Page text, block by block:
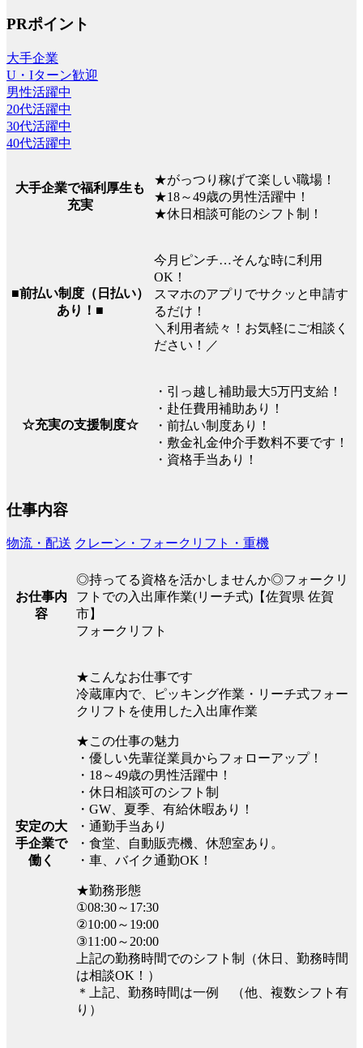
PRポイント
大手企業
U・Iターン歓迎
男性活躍中
20代活躍中
30代活躍中
40代活躍中
大手企業で福利厚生も
充実
★がっつり稼げて楽しい職場！
★18～49歳の男性活躍中！
★休日相談可能のシフト制！
■前払い制度（日払い）
あり！■
今月ピンチ…そんな時に利用
OK！
スマホのアプリでサクッと申請す
るだけ！
＼利用者続々！お気軽にご相談く
ださい！／
☆充実の支援制度☆
・引っ越し補助最大5万円支給！
・赴任費用補助あり！
・前払い制度あり！
・敷金礼金仲介手数料不要です！
・資格手当あり！
仕事内容
物流・配送 クレーン・フォークリフト・重機
お仕事内
容
◎持ってる資格を活かしませんか◎フォークリ
フトでの入出庫作業(リーチ式)【佐賀県 佐賀
市】
フォークリフト
安定の大
手企業で
働く
★こんなお仕事です
冷蔵庫内で、ピッキング作業・リーチ式フォー
クリフトを使用した入出庫作業
★この仕事の魅力
・優しい先輩従業員からフォローアップ！
・18～49歳の男性活躍中！
・休日相談可のシフト制
・GW、夏季、有給休暇あり！
・通勤手当あり
・食堂、自動販売機、休憩室あり。
・車、バイク通勤OK！
★勤務形態
①08:30～17:30
②10:00～19:00
③11:00～20:00
上記の勤務時間でのシフト制（休日、勤務時間
は相談OK！）
＊上記、勤務時間は一例 （他、複数シフト有
り）